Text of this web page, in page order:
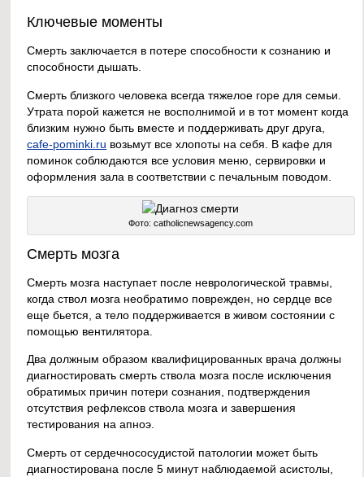
Ключевые моменты
Смерть заключается в потере способности к сознанию и
способности дышать.
Смерть близкого человека всегда тяжелое горе для семьи.
Утрата порой кажется не восполнимой и в тот момент когда
близким нужно быть вместе и поддерживать друг друга,
cafe-pominki.ru возьмут все хлопоты на себя. В кафе для
поминок соблюдаются все условия меню, сервировки и
оформления зала в соответствии с печальным поводом.
Фото: catholicnewsagency.com
Смерть мозга
Смерть мозга наступает после неврологической травмы,
когда ствол мозга необратимо поврежден, но сердце все
еще бьется, а тело поддерживается в живом состоянии с
помощью вентилятора.
Два должным образом квалифицированных врача должны
диагностировать смерть ствола мозга после исключения
обратимых причин потери сознания, подтверждения
отсутствия рефлексов ствола мозга и завершения
тестирования на апноэ.
Смерть от сердечнососудистой патологии может быть
диагностирована после 5 минут наблюдаемой асистолы,